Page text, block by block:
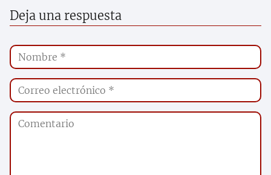
Deja una respuesta